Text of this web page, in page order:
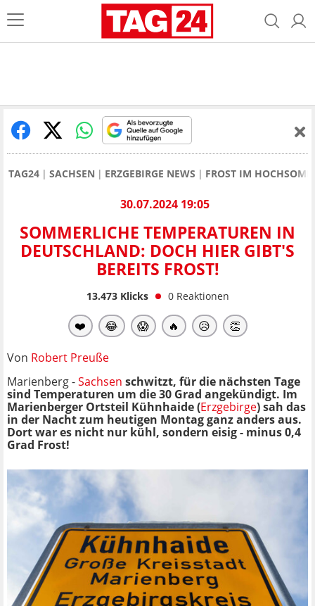
TAG24 SACHSEN ERZGEBIRGE NEWS FROST IM
30.07.2024 19:05
SOMMERLICHE TEMPERATUREN IN
DEUTSCHLAND: DOCH HIER GIBT'S
BEREITS FROST!
13.473Klicks 0 Reaktionen
❤️ 😂 😱 🔥 😥 👏
Von Robert Preuße
Marienberg -Sachsen schwitzt, für die nächsten Tage
sind Temperaturen um die 30 Grad angekündigt. Im
Marienberger Ortsteil Kühnhaide (Erzgebirge) sah das
in der Nacht zum heutigen Montag ganz anders aus.
Dort war es nicht nur kühl, sondern eisig - minus 0,4
Grad Frost!